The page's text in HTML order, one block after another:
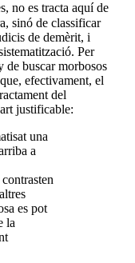
no es tracta aquí de
sinó de classificar
de demèrit, i
Per
buscar morbosos
efectivament, el
del
justificable:
una
a
es pot
la